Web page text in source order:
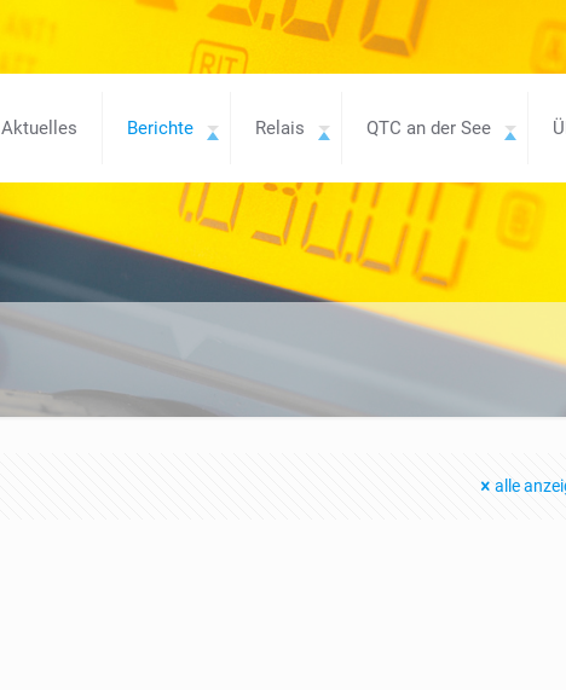
Aktuelles Berichte Relais QTC an der See
alle